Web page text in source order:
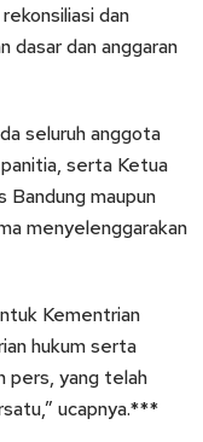
dan
dasar dan anggaran
seluruh anggota
serta Ketua
Bandung maupun
menyelenggarakan
Kementrian
hukum serta
pers, yang telah
ucapnya.***